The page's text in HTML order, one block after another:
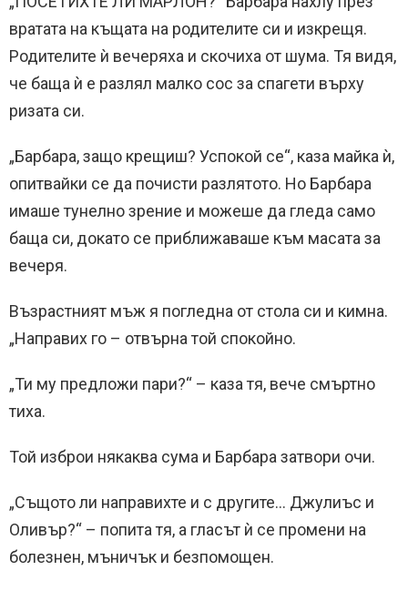
вратата на къщата на родителите си и изкрещя.
Родителите ѝ вечеряха и скочиха от шума. Тя видя,
че баща ѝ е разлял малко сос за спагети върху
ризата си.
„Барбара, защо крещиш? Успокой се“, каза майка ѝ,
опитвайки се да почисти разлятото. Но Барбара
имаше тунелно зрение и можеше да гледа само
баща си, докато се приближаваше към масата за
вечеря.
Възрастният мъж я погледна от стола си и кимна.
„Направих го – отвърна той спокойно.
„Ти му предложи пари?“ – каза тя, вече смъртно
тиха.
Той изброи някаква сума и Барбара затвори очи.
„Същото ли направихте и с другите… Джулиъс и
Оливър?“ – попита тя, а гласът ѝ се промени на
болезнен, мъничък и безпомощен.